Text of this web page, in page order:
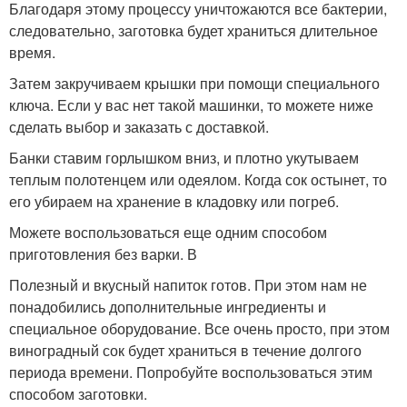
Благодаря этому процессу уничтожаются все бактерии,
следовательно, заготовка будет храниться длительное
время.
Затем закручиваем крышки при помощи специального
ключа. Если у вас нет такой машинки, то можете ниже
сделать выбор и заказать с доставкой.
Банки ставим горлышком вниз, и плотно укутываем
теплым полотенцем или одеялом. Когда сок остынет, то
его убираем на хранение в кладовку или погреб.
Можете воспользоваться еще одним способом
приготовления без варки. В
Полезный и вкусный напиток готов. При этом нам не
понадобились дополнительные ингредиенты и
специальное оборудование. Все очень просто, при этом
виноградный сок будет храниться в течение долгого
периода времени. Попробуйте воспользоваться этим
способом заготовки.